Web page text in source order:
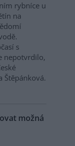
rybníce u
na
s
nepotvrdilo,
Štěpánková.
možná